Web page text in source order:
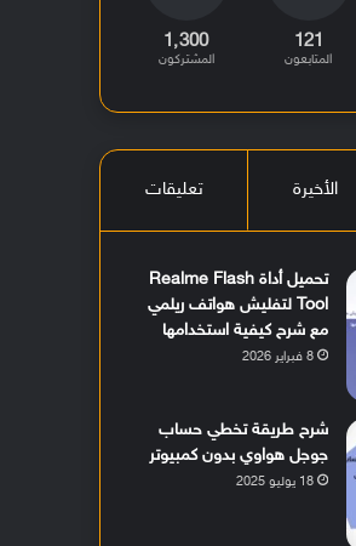
121
المتابعون
1٬300
المشتركون
الأخيرة تعليقات
تحميل أداة Realme Flash
Tool لتفليش هواتف ريلمي
مع شرح كيفية استخدامها
8 فبراير 2026
شرح طريقة تخطي حساب
جوجل هواوي بدون كمبيوتر
18 يوليو 2025